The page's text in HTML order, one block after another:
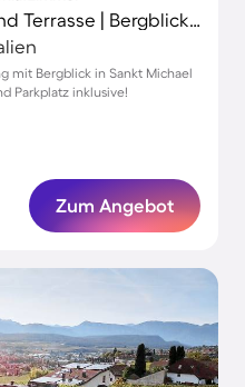
Apartment mit Garten und Terrasse | Bergblick | Perfekt für die Arbeit von Zuhause
mit Bergblick in Sankt Michael
Parkplatz inklusive!
Zum Angebot